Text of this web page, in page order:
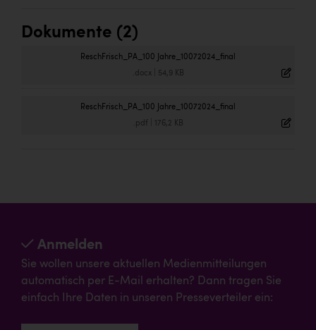
Dokumente (2)
ReschFrisch_PA_100 Jahre_10072024_final
.docx| 54,9 KB
ReschFrisch_PA_100 Jahre_10072024_final
.pdf 176,2 KB
Anmelden
Sie wollen unsere aktuellen Medienmitteilungen
automatisch per E-Mail erhalten? Dann tragen Sie
einfach Ihre Daten in unseren Presseverteiler ein: